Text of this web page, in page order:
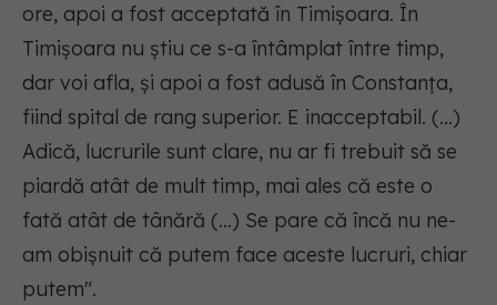
ore, apoi a fost acceptată în Timişoara. În
Timişoara nu ştiu ce s-a întâmplat între timp,
dar voi afla, şi apoi a fost adusă în Constanţa,
fiind spital de rang superior. E inacceptabil. (...)
Adică, lucrurile sunt clare, nu ar fi trebuit să se
piardă atât de mult timp, mai ales că este o
fată atât de tânără (...) Se pare că încă nu ne-
am obişnuit că putem face aceste lucruri, chiar
putem".